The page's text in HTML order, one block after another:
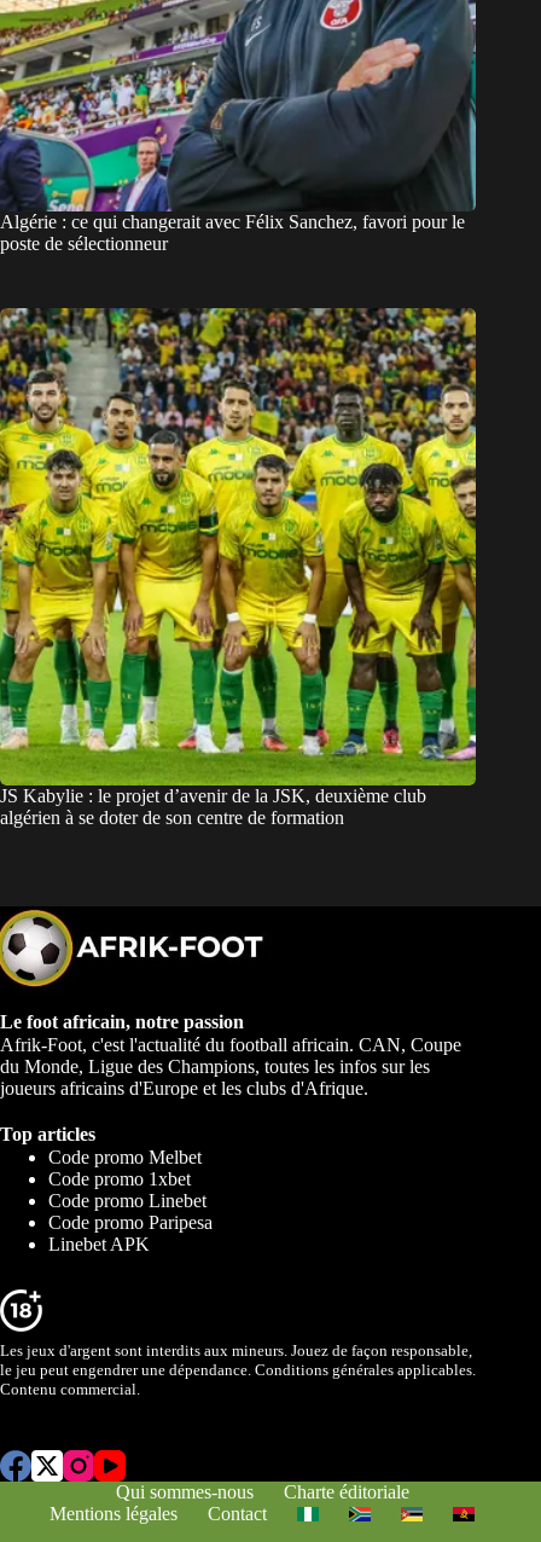
Algérie : ce qui changerait avec Félix Sanchez, favori pour le
poste de sélectionneur
JS Kabylie : le projet d’avenir de la JSK, deuxième club
algérien à se doter de son centre de formation
Le foot africain, notre passion
Afrik-Foot, c'est l'actualité du football africain. CAN, Coupe
du Monde, Ligue des Champions, toutes les infos sur les
joueurs africains d'Europe et les clubs d'Afrique.
Top articles
Code promo Melbet
Code promo 1xbet
Code promo Linebet
Code promo Paripesa
Linebet APK
Les jeux d'argent sont interdits aux mineurs. Jouez de façon responsable,
le jeu peut engendrer une dépendance. Conditions générales applicables.
Contenu commercial.
Qui sommes-nous
Charte éditoriale
Mentions légales
Contact